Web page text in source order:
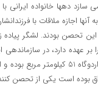
دهها خانواده ایرانی
اجازه ملاقات با
تحصن بودند. لشگر
اسیر زن و مرد وجود دارد. مساحت